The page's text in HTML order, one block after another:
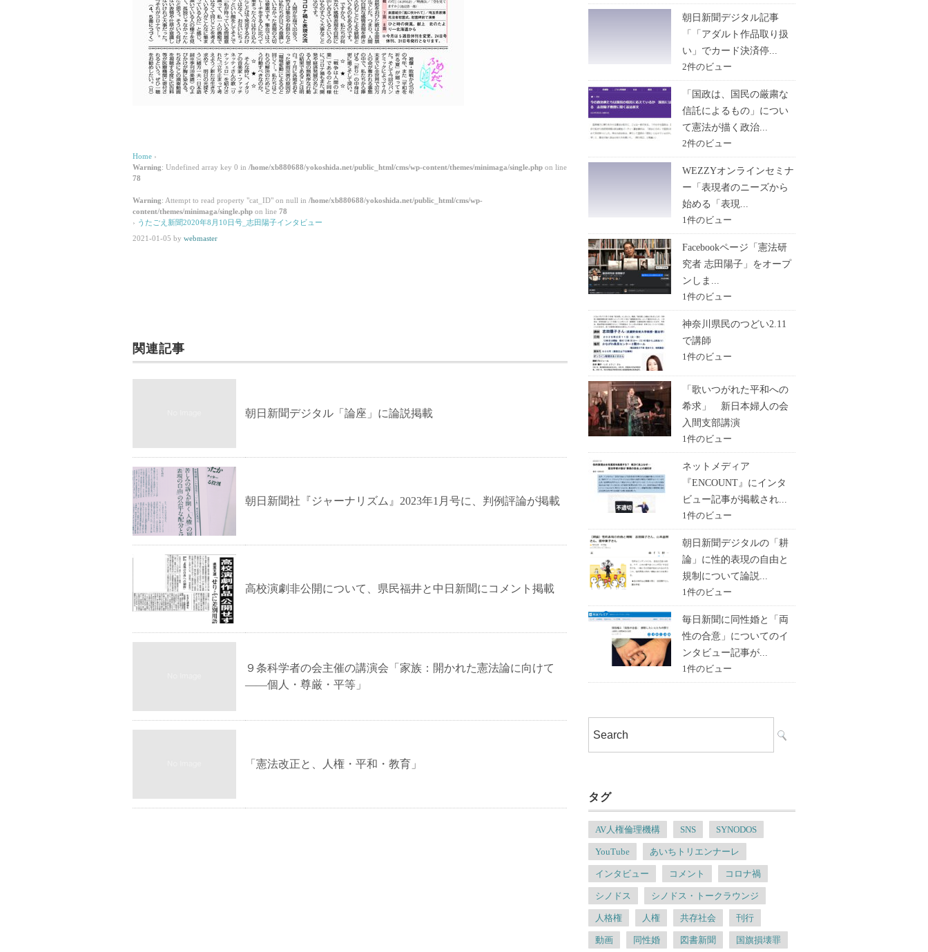
Home ›
Warning: Undefined array key 0 in /home/xb880688/yokoshida.net/public_html/cms/wp-content/themes/minimaga/single.php on line
78
Warning: Attempt to read property "cat_ID" on null in /home/xb880688/yokoshida.net/public_html/cms/wp-
content/themes/minimaga/single.php on line 78
› うたごえ新聞2020年8月10日号_志田陽子インタビュー
2021-01-05 by webmaster
関連記事
朝日新聞デジタル「論座」に論説掲載
朝日新聞社『ジャーナリズム』2023年1月号に、判例評論が掲載
高校演劇非公開について、県民福井と中日新聞にコメント掲載
９条科学者の会主催の講演会「家族：開かれた憲法論に向けて
――個人・尊厳・平等」
「憲法改正と、人権・平和・教育」
朝日新聞デジタル記事
「「アダルト作品取り扱
い」でカード決済停...
2件のビュー
「国政は、国民の厳粛な
信託によるもの」につい
て憲法が描く政治...
2件のビュー
WEZZYオンラインセミナ
ー「表現者のニーズから
始める「表現...
1件のビュー
Facebookページ「憲法研
究者 志田陽子」をオープ
ンしま...
1件のビュー
神奈川県民のつどい2.11
で講師
1件のビュー
「歌いつがれた平和への
希求」 新日本婦人の会
入間支部講演
1件のビュー
ネットメディア
『ENCOUNT』にインタ
ビュー記事が掲載され...
1件のビュー
朝日新聞デジタルの「耕
論」に性的表現の自由と
規制について論説...
1件のビュー
毎日新聞に同性婚と「両
性の合意」についてのイ
ンタビュー記事が...
1件のビュー
タグ
AV人権倫理機構 SNS SYNODOS
YouTube あいちトリエンナーレ
インタビュー コメント コロナ禍
シノドス シノドス・トークラウンジ
人格権 人権 共存社会 刊行
動画 同性婚 図書新聞 国旗損壊罪